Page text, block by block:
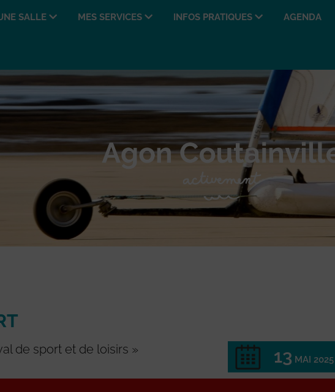
SALLE MES SERVICES INFOS PRATIQUES AGENDA
de sport et de loisirs » 13 MAI 2025